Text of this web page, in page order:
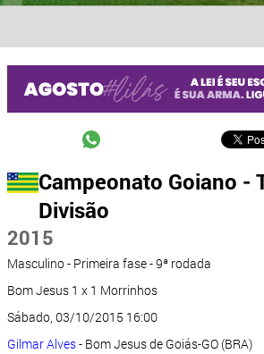
Campeonato Goiano -
Divisão
2015
Masculino - Primeira fase - 9ª rodada
Bom Jesus 1 x 1 Morrinhos
Sábado, 03/10/2015 16:00
Gilmar Alves- Bom Jesus de Goiás-GO (BRA)